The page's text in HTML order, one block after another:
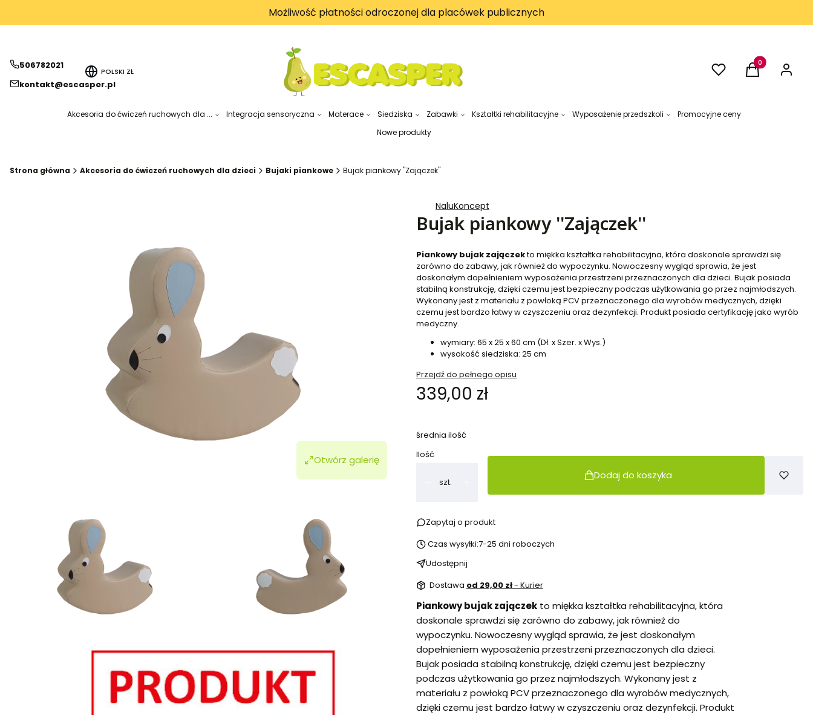
Możliwość płatności odroczonej dla placówek publicznych
506782021
kontakt@escasper.pl
POLSKI ZŁ UlubioneProdukty w
Koszyk Zaloguj
Akcesoria do ćwiczeń ruchowych dla ... Integracja sensoryczna Materace Siedziska Zabawki Kształtki rehabilitacyjne Wyposażenie przedszkoli
Promocyjne ceny
Nowe produkty
Strona główna Akcesoria do ćwiczeń ruchowych dla dzieci Bujaki piankowe Bujak piankowy ''Zajączek''
Otwórz galerię
NaluKoncept
Bujak piankowy ''Zajączek''
Piankowy bujak zajączekto miękka kształtka rehabilitacyjna, która doskonale sprawdzi się
zarówno do zabawy, jak również do wypoczynku. Nowoczesny wygląd sprawia, że jest
doskonałym dopełnieniem wyposażenia przestrzeni przeznaczonych dla dzieci. Bujak posiada
stabilną konstrukcję, dzięki czemu jest bezpieczny podczas użytkowania go przez najmłodszych.
Wykonany jest z materiału z powłoką PCV przeznaczonego dla wyrobów medycznych, dzięki
czemu jest bardzo łatwy w czyszczeniu oraz dezynfekcji. Produkt posiada certyfikację jako wyrób
medyczny.
wymiary: 65 x 25 x 60 cm (Dł. x Szer. x Wys.)
wysokość siedziska: 25 cm
Przejdź do pełnego opisu
Cena
339,00 zł
średnia ilość
Ilość
szt.
Dodaj do koszyka
Zapytaj o produkt
Czas wysyłki:7-25 dni roboczych
Udostępnij
Dostawa od 29,00 zł- Kurier
Piankowy bujak zajączek to miękka kształtka rehabilitacyjna, która
doskonale sprawdzi się zarówno do zabawy, jak również do
wypoczynku. Nowoczesny wygląd sprawia, że jest doskonałym
dopełnieniem wyposażenia przestrzeni przeznaczonych dla dzieci.
Bujak posiada stabilną konstrukcję, dzięki czemu jest bezpieczny
podczas użytkowania go przez najmłodszych. Wykonany jest z
materiału z powłoką PCV przeznaczonego dla wyrobów medycznych,
dzięki czemu jest bardzo łatwy w czyszczeniu oraz dezynfekcji. Produkt